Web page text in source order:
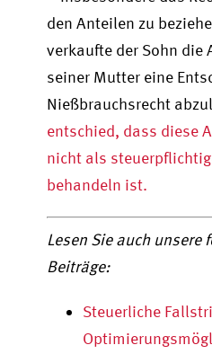
den Anteilen zu
verkaufte der Sohn die
seiner Mutter eine
Nießbrauchsrecht
entschied, dass diese
nicht als
behandeln ist.
Lesen Sie auch unsere
Beiträge:
Steuerliche